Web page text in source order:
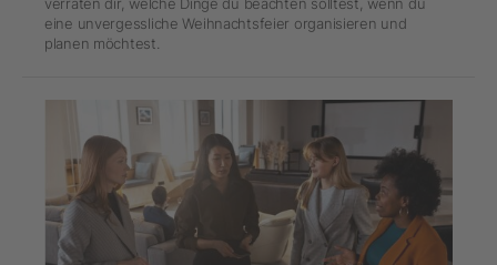
verraten dir, welche Dinge du beachten solltest, wenn du
eine unvergessliche Weihnachtsfeier organisieren und
planen möchtest.